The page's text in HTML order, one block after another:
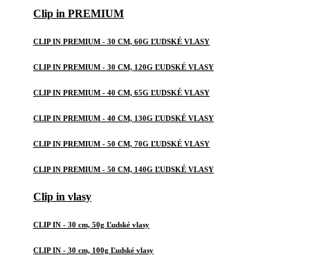
Clip in PREMIUM
CLIP IN PREMIUM - 30 CM, 60G ĽUDSKÉ VLASY
CLIP IN PREMIUM - 30 CM, 120G ĽUDSKÉ VLASY
CLIP IN PREMIUM - 40 CM, 65G ĽUDSKÉ VLASY
CLIP IN PREMIUM - 40 CM, 130G ĽUDSKÉ VLASY
CLIP IN PREMIUM - 50 CM, 70G ĽUDSKÉ VLASY
CLIP IN PREMIUM - 50 CM, 140G ĽUDSKÉ VLASY
Clip in vlasy
CLIP IN - 30 cm, 50g Ľudské vlasy
CLIP IN - 30 cm, 100g Ľudské vlasy